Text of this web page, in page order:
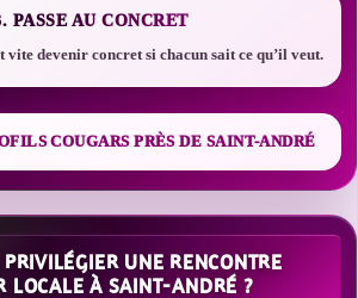
PASSE AU CONCRET
vite devenir concret si chacun sait ce qu’il veut.
COUGARS PRÈS DE SAINT-ANDRÉ
UNE RENCONTRE
LOCALE À SAINT-ANDRÉ ?